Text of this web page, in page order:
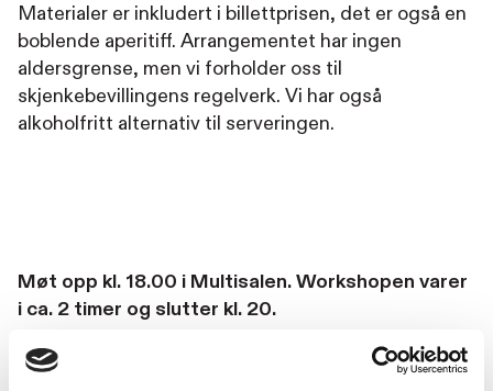
Materialer er inkludert i billettprisen, det er også en
boblende aperitiff. Arrangementet har ingen
aldersgrense, men vi forholder oss til
skjenkebevillingens regelverk. Vi har også
alkoholfritt alternativ til serveringen.
Møt opp kl. 18.00 i Multisalen. Workshopen varer
i ca. 2 timer og slutter kl. 20.